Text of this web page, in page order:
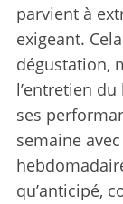
parvient à
exigeant.
dégustation,
l’entretien
ses
semaine
qu’anticipé,
h
f
o
r